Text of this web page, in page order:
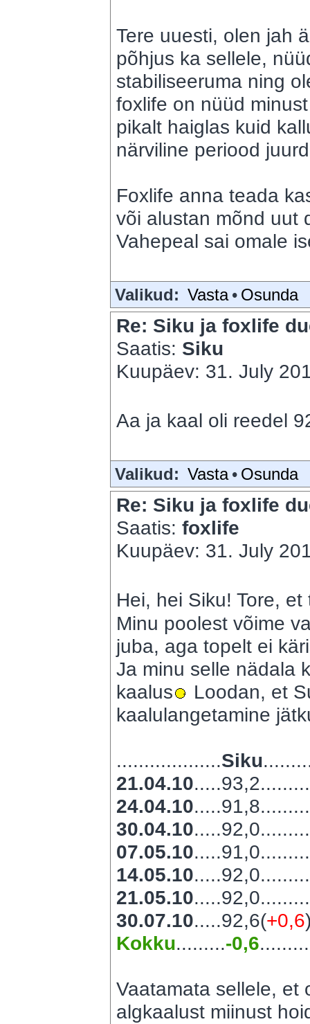
Tere uuesti, olen jah
põhjus ka sellele,
stabiliseeruma ning
foxlife on nüüd
pikalt haiglas kuid
närviline periood
Foxlife anna teada
või alustan mõnd uut
Vahepeal sai omale
Valikud: Vasta • Osunda
Re: Siku ja foxlife
Saatis: Siku
Kuupäev: 31. July
Aa ja kaal oli reedel
Valikud: Vasta • Osunda
Re: Siku ja foxlife
Saatis: foxlife
Kuupäev: 31. July
Hei, hei Siku! Tore,
Minu poolest võime
juba, aga topelt ei
Ja minu selle nädala
kaalus
Loodan, et
kaalulangetamine
...................Siku
21.04.10
24.04.10
30.04.10
07.05.10
14.05.10
21.05.10
30.07.10.....92,6(+0,6
Kokku.........-0,6
Vaatamata sellele, et
algkaalust miinust